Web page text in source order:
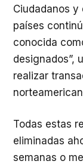
Ciudadanos
países
conocida
designados”,
realizar
Todas estas
eliminadas
semanas o